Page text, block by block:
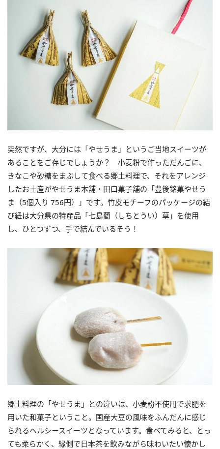
突然ですが、大分には「やせうま」というご当地スイーツが
あることをご存じでしょうか？ 小麦粉で作っただんごに、
きなこや砂糖をまぶして食べる郷土料理で、それをアレンジ
したお土産がやせうま本舗・田口菓子舗の「豊後銘菓やせう
ま（5個入り 756円）」です。竹皮モチーフのパッケージの結
び紐は大分県の特産品「七島藺（しちとうい）草」を使用
し、ひとつずつ、手で結んでいるそう！
郷土料理の「やせうま」との違いは、小麦粉不使用で求肥を
用いた和菓子ということ。国産大豆の風味をふんだんに感じ
られるヘルシースイーツとなっています。食べてみると、とっ
ても柔らかく、縁側で日本茶を飲みながら味わいたい懐かし